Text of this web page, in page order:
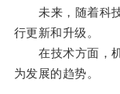
未来，随着科技
行更新和升级。
在技术方面，机
为发展的趋势。